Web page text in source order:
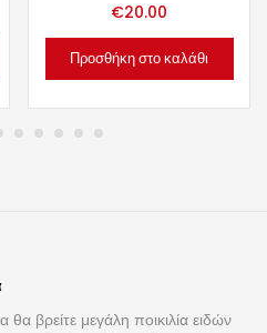
€20.00
Προσθήκη στο καλάθι
βρείτε μεγάλη ποικιλία ειδών